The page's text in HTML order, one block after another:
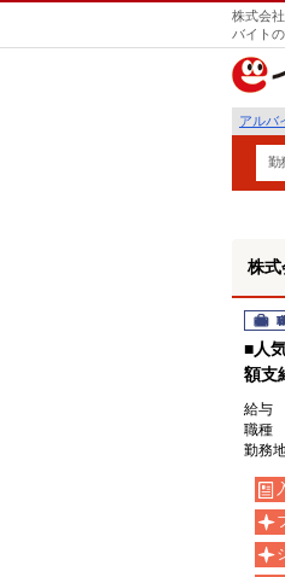
株式会
バイト
アルバ
勤
株
職業
■人
額支
給与
職種
勤務